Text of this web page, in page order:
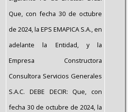
Que, con fecha 30 de octubre
de 2024, la EPS EMAPICA S.A., en
adelante la Entidad, y la
Empresa Constructora
Consultora Servicios Generales
S.A.C. DEBE DECIR: Que, con
fecha 30 de octubre de 2024, la